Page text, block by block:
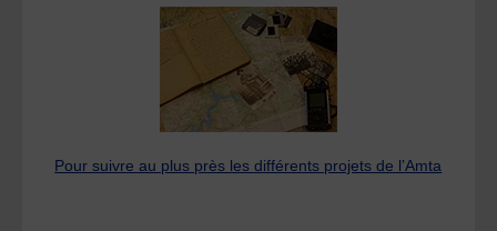
Pour suivre au plus près les différents projets de l’Amta